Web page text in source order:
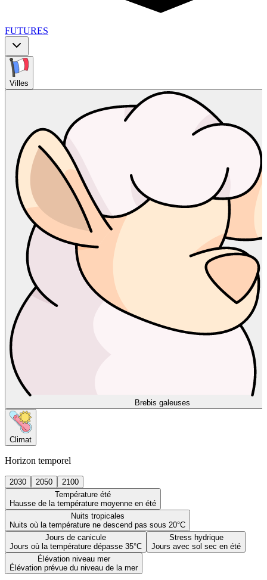
FUTURES
Villes
Brebis galeuses
Climat
Horizon temporel
2030 2050
2100
Température été
Hausse de la température moyenne en été
Nuits tropicales
Nuits où la température ne descend pas sous 20°C
Jours de canicule
Jours où la température dépasse 35°C
Stress hydrique
Jours avec sol sec en été
Élévation niveau mer
Élévation prévue du niveau de la mer